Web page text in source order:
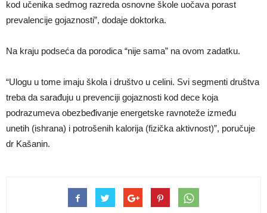
kod učenika sedmog razreda osnovne škole uočava porast
prevalencije gojaznosti”, dodaje doktorka.
Na kraju podseća da porodica “nije sama” na ovom zadatku.
“Ulogu u tome imaju škola i društvo u celini. Svi segmenti društva
treba da sarađuju u prevenciji gojaznosti kod dece koja
podrazumeva obezbeđivanje energetske ravnoteže između
unetih (ishrana) i potrošenih kalorija (fizička aktivnost)”, poručuje
dr Kašanin.